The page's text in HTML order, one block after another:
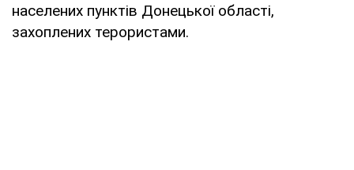
населених пунктів Донецької області,
захоплених терористами.